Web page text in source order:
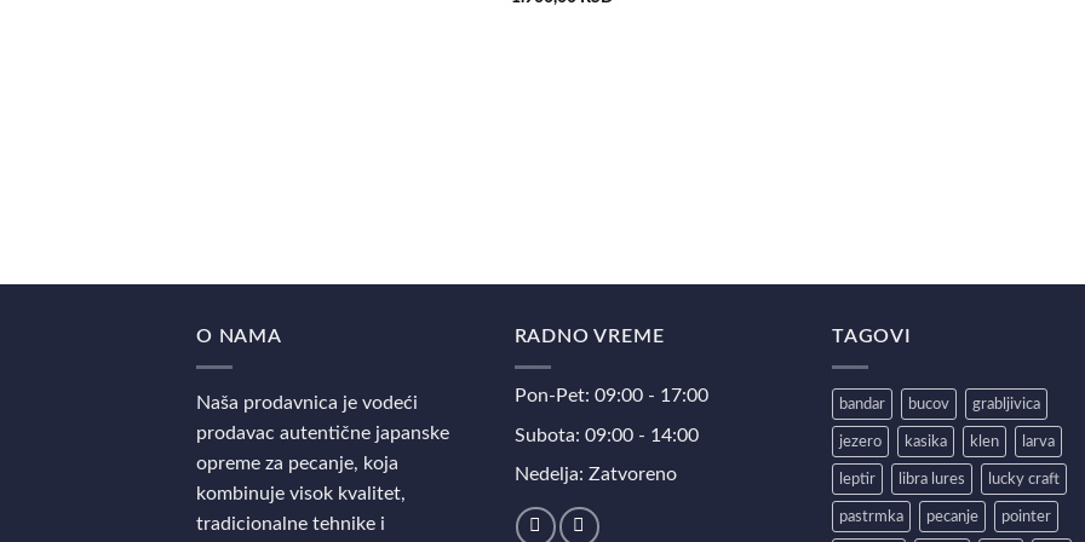
O NAMA
Naša prodavnica je vodeći
prodavac autentične japanske
opreme za pecanje, koja
kombinuje visok kvalitet,
tradicionalne tehnike i
RADNO VREME
Pon-Pet: 09:00 - 17:00
Subota: 09:00 - 14:00
Nedelja: Zatvoreno
TAGOVI
bandar bucov grabljivica
jezero kasika klen larva
leptir libra lures lucky craft
pastrmka pecanje pointer